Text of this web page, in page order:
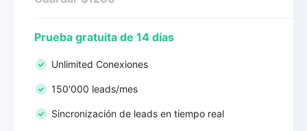
Prueba gratuita de 14 días
Unlimited Conexiones
150'000 leads/mes
Sincronización de leads en tiempo real